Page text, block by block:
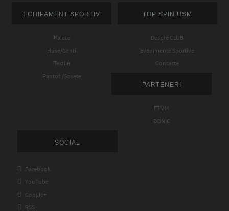
ECHIPAMENT SPORTIV
Palete
Huse/Genti
Textile
Pantofi/Sosete
TOP SPIN USM
Despre CLUB
Evenimente Sportive
Contacte
PARTENERI
FTMM
DONIC
SOCIAL
 Facebook
 YouTube
 Google+
 RSS